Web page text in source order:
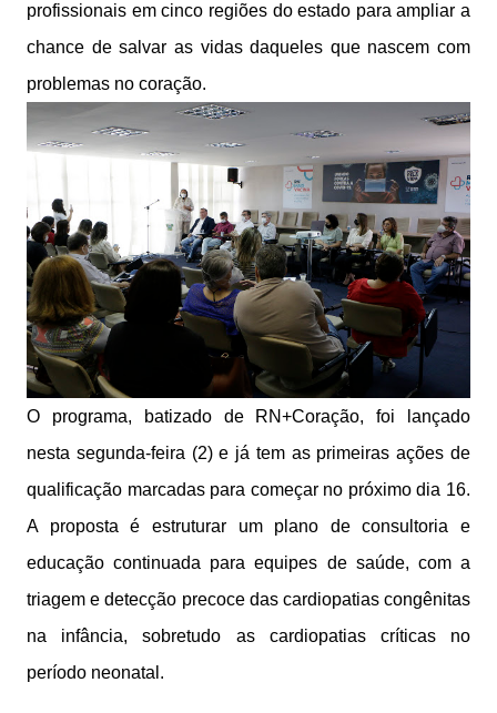
profissionais em cinco regiões do estado para ampliar a
chance de salvar as vidas daqueles que nascem com
problemas no coração.
O programa, batizado de RN+Coração, foi lançado
nesta segunda-feira (2) e já tem as primeiras ações de
qualificação marcadas para começar no próximo dia 16.
A proposta é estruturar um plano de consultoria e
educação continuada para equipes de saúde, com a
triagem e detecção precoce das cardiopatias congênitas
na infância, sobretudo as cardiopatias críticas no
período neonatal.